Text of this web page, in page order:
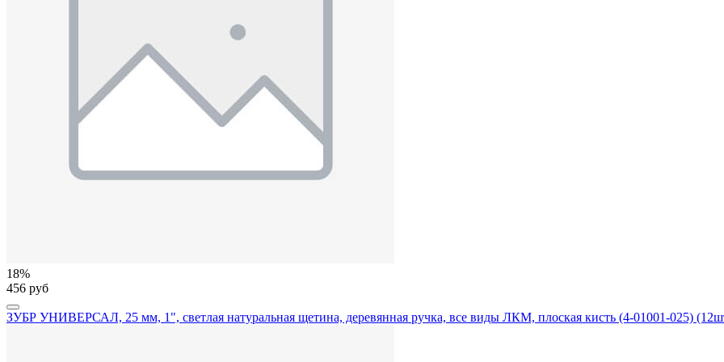
18%
456 руб
ЗУБР УНИВЕРСАЛ, 25 мм, 1", светлая натуральная щетина, деревянная ручка, все виды ЛКМ, плоская кисть (4-01001-025)